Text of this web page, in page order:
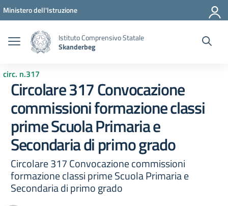
Vai ai contenuti
Vai al menu di navigazione
Vai al footer
Ministero dell'Istruzione
Istituto Comprensivo Statale
Skanderbeg
circ. n.317
Circolare 317 Convocazione
commissioni formazione classi
prime Scuola Primaria e
Secondaria di primo grado
Circolare 317 Convocazione commissioni
formazione classi prime Scuola Primaria e
Secondaria di primo grado